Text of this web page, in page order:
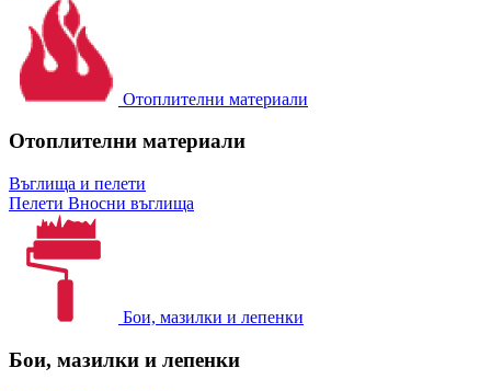
Отоплителни материали
Отоплителни материали
Въглища и пелети
Пелети Вносни въглища
Бои, мазилки и лепенки
Бои, мазилки и лепенки